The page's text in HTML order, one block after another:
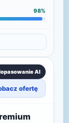
98%
AI
ofertę